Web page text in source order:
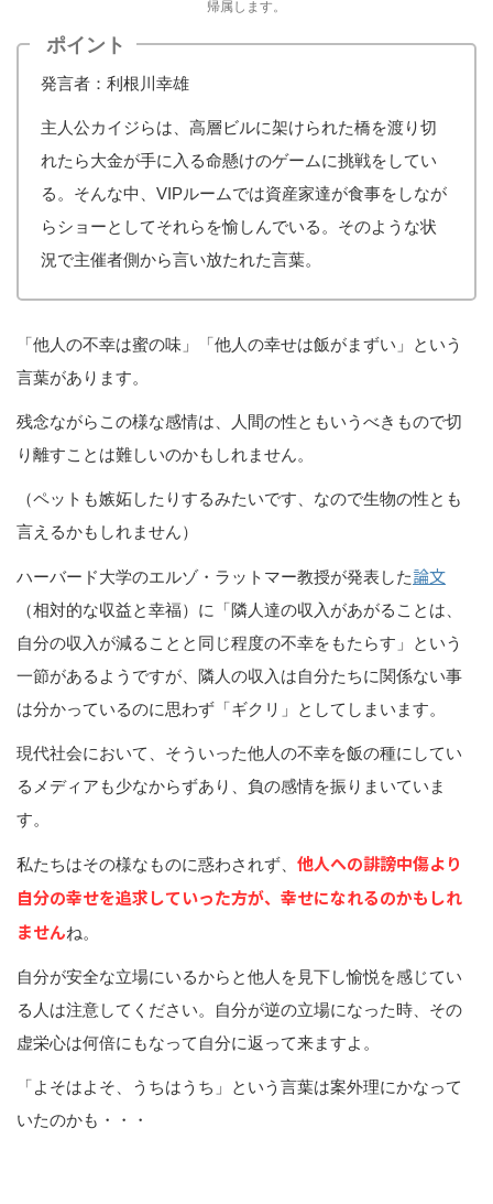
帰属します。
ポイント
発言者：利根川幸雄
主人公カイジらは、高層ビルに架けられた橋を渡り切
れたら大金が手に入る命懸けのゲームに挑戦をしてい
る。そんな中、VIPルームでは資産家達が食事をしなが
らショーとしてそれらを愉しんでいる。そのような状
況で主催者側から言い放たれた言葉。
「他人の不幸は蜜の味」「他人の幸せは飯がまずい」という
言葉があります。
残念ながらこの様な感情は、人間の性ともいうべきもので切
り離すことは難しいのかもしれません。
（ペットも嫉妬したりするみたいです、なので生物の性とも
言えるかもしれません）
ハーバード大学のエルゾ・ラットマー教授が発表した論文
（相対的な収益と幸福）に「隣人達の収入があがることは、
自分の収入が減ることと同じ程度の不幸をもたらす」という
一節があるようですが、隣人の収入は自分たちに関係ない事
は分かっているのに思わず「ギクリ」としてしまいます。
現代社会において、そういった他人の不幸を飯の種にしてい
るメディアも少なからずあり、負の感情を振りまいていま
す。
私たちはその様なものに惑わされず、 他人への誹謗中傷より
自分の幸せを追求していった方が、幸せになれるのかもしれ
ませんね。
自分が安全な立場にいるからと他人を見下し愉悦を感じてい
る人は注意してください。自分が逆の立場になった時、その
虚栄心は何倍にもなって自分に返って来ますよ。
「よそはよそ、うちはうち」という言葉は案外理にかなって
いたのかも・・・